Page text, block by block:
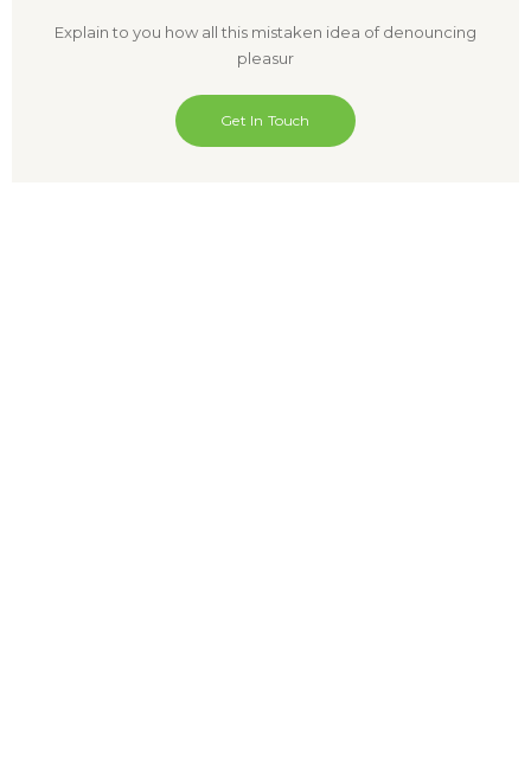
Explain to you how all this mistaken idea of denouncing
pleasur
Get In Touch